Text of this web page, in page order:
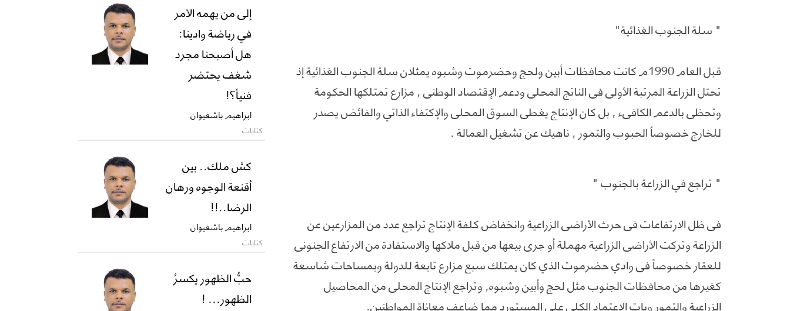
" سلة الجنوب الغذائية"
قبل العام 1990م كانت محافظات أبين ولحج وحضرموت وشبوه يمثلان سلة الجنوب الغذائية إذ
تحتل الزراعة المرتبة الأولى في الناتج المحلي ودعم الإقتصاد الوطني , مزارع تمتلكها الحكومة
وتحظى بالدعم الكافيء , بل كان الإنتاج يغطي السوق المحلي والإكتفاء الذاتي والفائض يصدر
للخارج خصوصاً الحبوب والتمور , ناهيك عن تشغيل العمالة .
" تراجع في الزراعة بالجنوب "
في ظل الارتفاعات في حرث الأراضي الزراعية وانخفاض كلفة الإنتاج تراجع عدد من المزارعين عن
الزراعة وتركت الأراضي الزراعية مهملة أو جرى بيعها من قبل ملاكها والاستفادة من الارتفاع الجنوني
للعقار خصوصاً في وادي حضرموت الذي كان يمتلك سبع مزارع تابعة للدولة وبمساحات شاسعة
كغيرها من محافظات الجنوب مثل لحج وأبين وشبوه, وتراجع الإنتاج المحلي من المحاصيل
الزراعية والتمور وبات الإعتماد الكلي على المستورد مما ضاعف معاناة المواطنين.
إلى من يهمه الأمر
في رياضة وادينا:
هل أصبحنا مجرد
شغف يحتضر
فنياً؟!
ابراهيم باشغيوان
كتابات
كش ملك.. بين
أقنعة الوجوه ورهان
الرضا..!!
ابراهيم باشغيوان
كتابات
حبُّ الظهور يكسرُ
الظهور... !